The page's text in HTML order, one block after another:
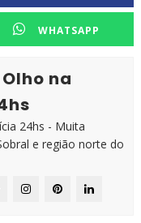
WHATSAPP
na
24hs - Muita
e região norte do